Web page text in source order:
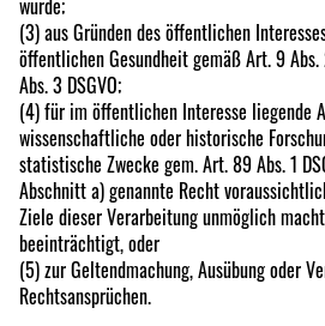
wurde;
(3) aus Gründen des öffentlichen
öffentlichen Gesundheit gemäß Art. 9
Abs. 3 DSGVO;
(4) für im öffentlichen Interesse liegende
wissenschaftliche oder historische
statistische Zwecke gem. Art. 89 Abs. 1
Abschnitt a) genannte Recht
Ziele dieser Verarbeitung unmöglich
beeinträchtigt, oder
(5) zur Geltendmachung, Ausübung oder
Rechtsansprüchen.